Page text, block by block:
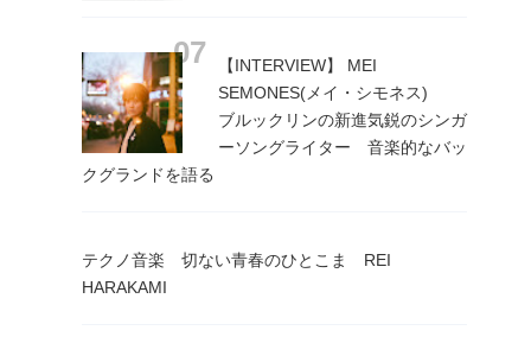
【INTERVIEW】 MEI
SEMONES(メイ・シモネス)
ブルックリンの新進気鋭のシンガ
ーソングライター 音楽的なバッ
クグランドを語る
テクノ音楽 切ない青春のひとこま REI
HARAKAMI